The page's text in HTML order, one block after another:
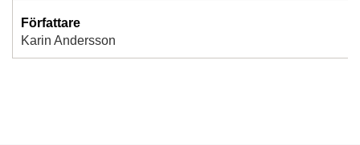
Författare
Karin Andersson